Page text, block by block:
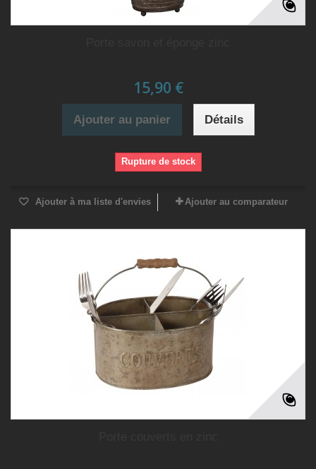
15,90 €
Ajouter au panier Détails
Rupture de stock
Ajouter à ma liste d'envies Ajouter au comparateur